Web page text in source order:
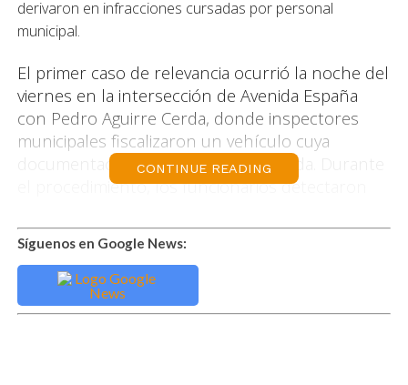
derivaron en infracciones cursadas por personal
municipal.
El primer caso de relevancia ocurrió la noche del
viernes en la intersección de Avenida España
con Pedro Aguirre Cerda, donde inspectores
municipales fiscalizaron un vehículo cuya
documentación se encontraba vencida. Durante
el procedimiento, los funcionarios detectaron
de estar bajo la influencia de sustancias, por lo
que fue entregado a Carabineros.
Las pruebas realizadas posteriormente
confirmaron la presencia de cocaína y
marihuana, quedando a disposición de la justicia
CONTINUE READING
Síguenos en Google News: